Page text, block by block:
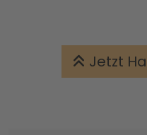
Jetzt